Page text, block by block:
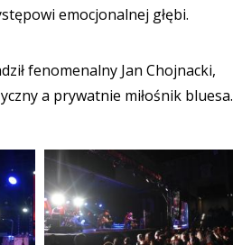
emocjonalnej głębi.
fenomenalny Jan Chojnacki,
a prywatnie miłośnik bluesa.